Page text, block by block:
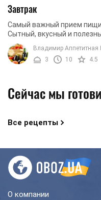
Завтрак
Самый важный прием пищи
Сытный, вкусный и
рабочего дня. Порой утром
Владимир Аппетитная
3
10 4.5
Сейчас мы
Все рецепты
О компании